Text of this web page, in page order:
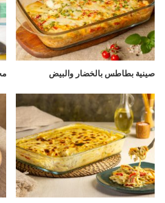
صينية بطاطس بالخضار والبيض